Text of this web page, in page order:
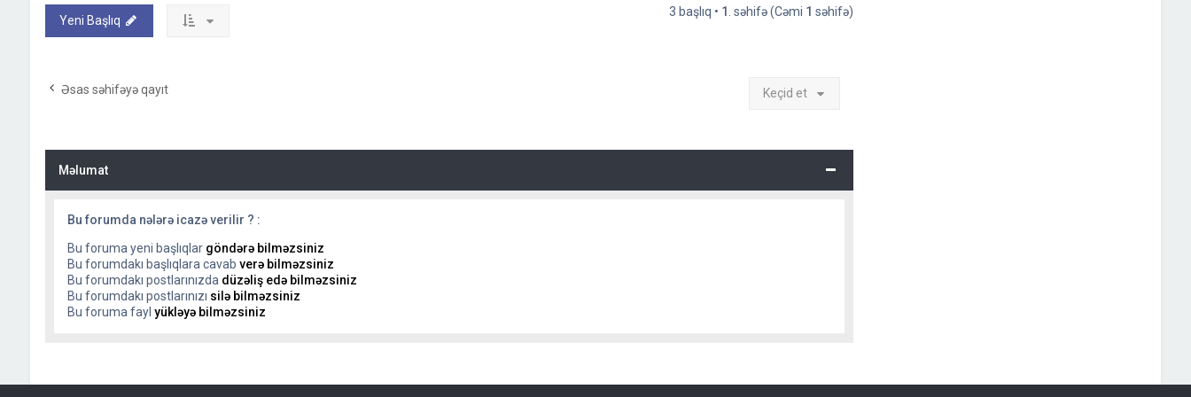
Yeni Başlıq
3 başlıq • 1 . səhifə (Cəmi 1 səhifə)
Əsas səhifəyə qayıt Keçid et
Məlumat
Bu forumda nələrə icazə verilir ? :
Bu foruma yeni başlıqlar göndərə bilməzsiniz
Bu forumdakı başlıqlara cavab verə bilməzsiniz
Bu forumdakı postlarınızda düzəliş edə bilməzsiniz
Bu forumdakı postlarınızı silə bilməzsiniz
Bu foruma fayl yükləyə bilməzsiniz